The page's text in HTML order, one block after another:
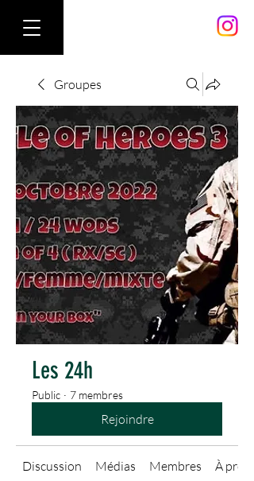
Groupes
Les 24h
Public · 7 membres
Rejoindre
Discussion Médias Membres À